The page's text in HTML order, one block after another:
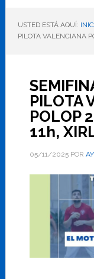
USTED ESTÁ AQUÍ:
PILOTA VALENCIANA
PILOTA
POLOP
11h,
05/11/2025POR